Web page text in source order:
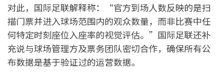
对此，国际足联解释称：“官方到场人数反映的是扫
描门票并进入球场范围内的观众数量，而非比赛中任
何特定时刻座位入座率的视觉评估。”国际足联还补
充说与球场管理方及票务团队密切合作，确保所有公
布数据是基于验证过的运营数据。